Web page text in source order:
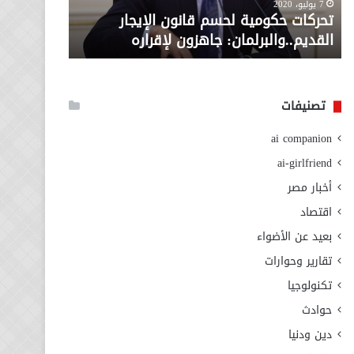
لإقراره
7 يوليو، 2020
تحركات حكومية لحسم قانون الإيجار
القديم..والبرلمان: جاهزون لإقراره
من
وزارة
الاجتماعي
تصنيفات
ai companion
ai-girlfriend
أخبار مصر
اقتصاد
بعيد عن الأضواء
تقارير وحوارات
تكنولوجيا
حوادث
دين ودنيا